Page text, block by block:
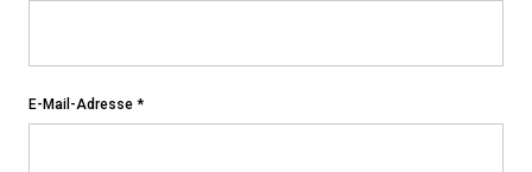
E-Mail-Adresse *